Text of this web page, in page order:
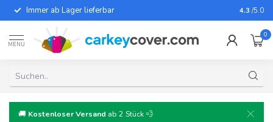
Immer ab Lager lieferbar Für fast
4.3 /5.0
MENU
0
🚚 Kostenloser Versand ab 2 Stück 💨